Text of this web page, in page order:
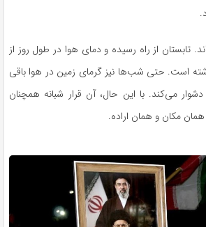
تابستان از راه رسیده و دمای هوا در طول روز از
است. حتی شب‌ها نیز گرمای زمین در هوا باقی
می‌کند. با این حال، آن قرار شبانه همچنان
مکان و همان اراده.